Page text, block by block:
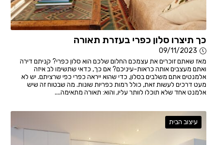
כך תיצרו סלון כפרי בעזרת תאורה
09/11/2023
מאז שאתם זוכרים את עצמכם החלום שלכם הוא סלון כפרי? קניתם דירה
ואתם מעצבים אותה כראות-עיניכם? אם כך, כדאי שתשימו לב איזה
אלמנטים אתם משלבים בסלון, כדי שהוא ייראה כפרי כפי שרציתם. יש לא
מעט דרכים לעשות זאת, כולל רמות כפריות שונות. מה שבטוח זה שיש
אלמנט אחד שלא תוכלו לוותר עליו, והוא: תאורה מתאימה....
עיצוב הבית